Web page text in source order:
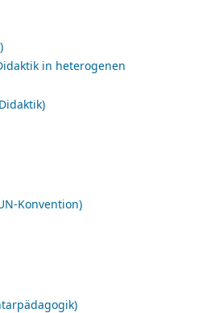
in heterogenen
Konvention)